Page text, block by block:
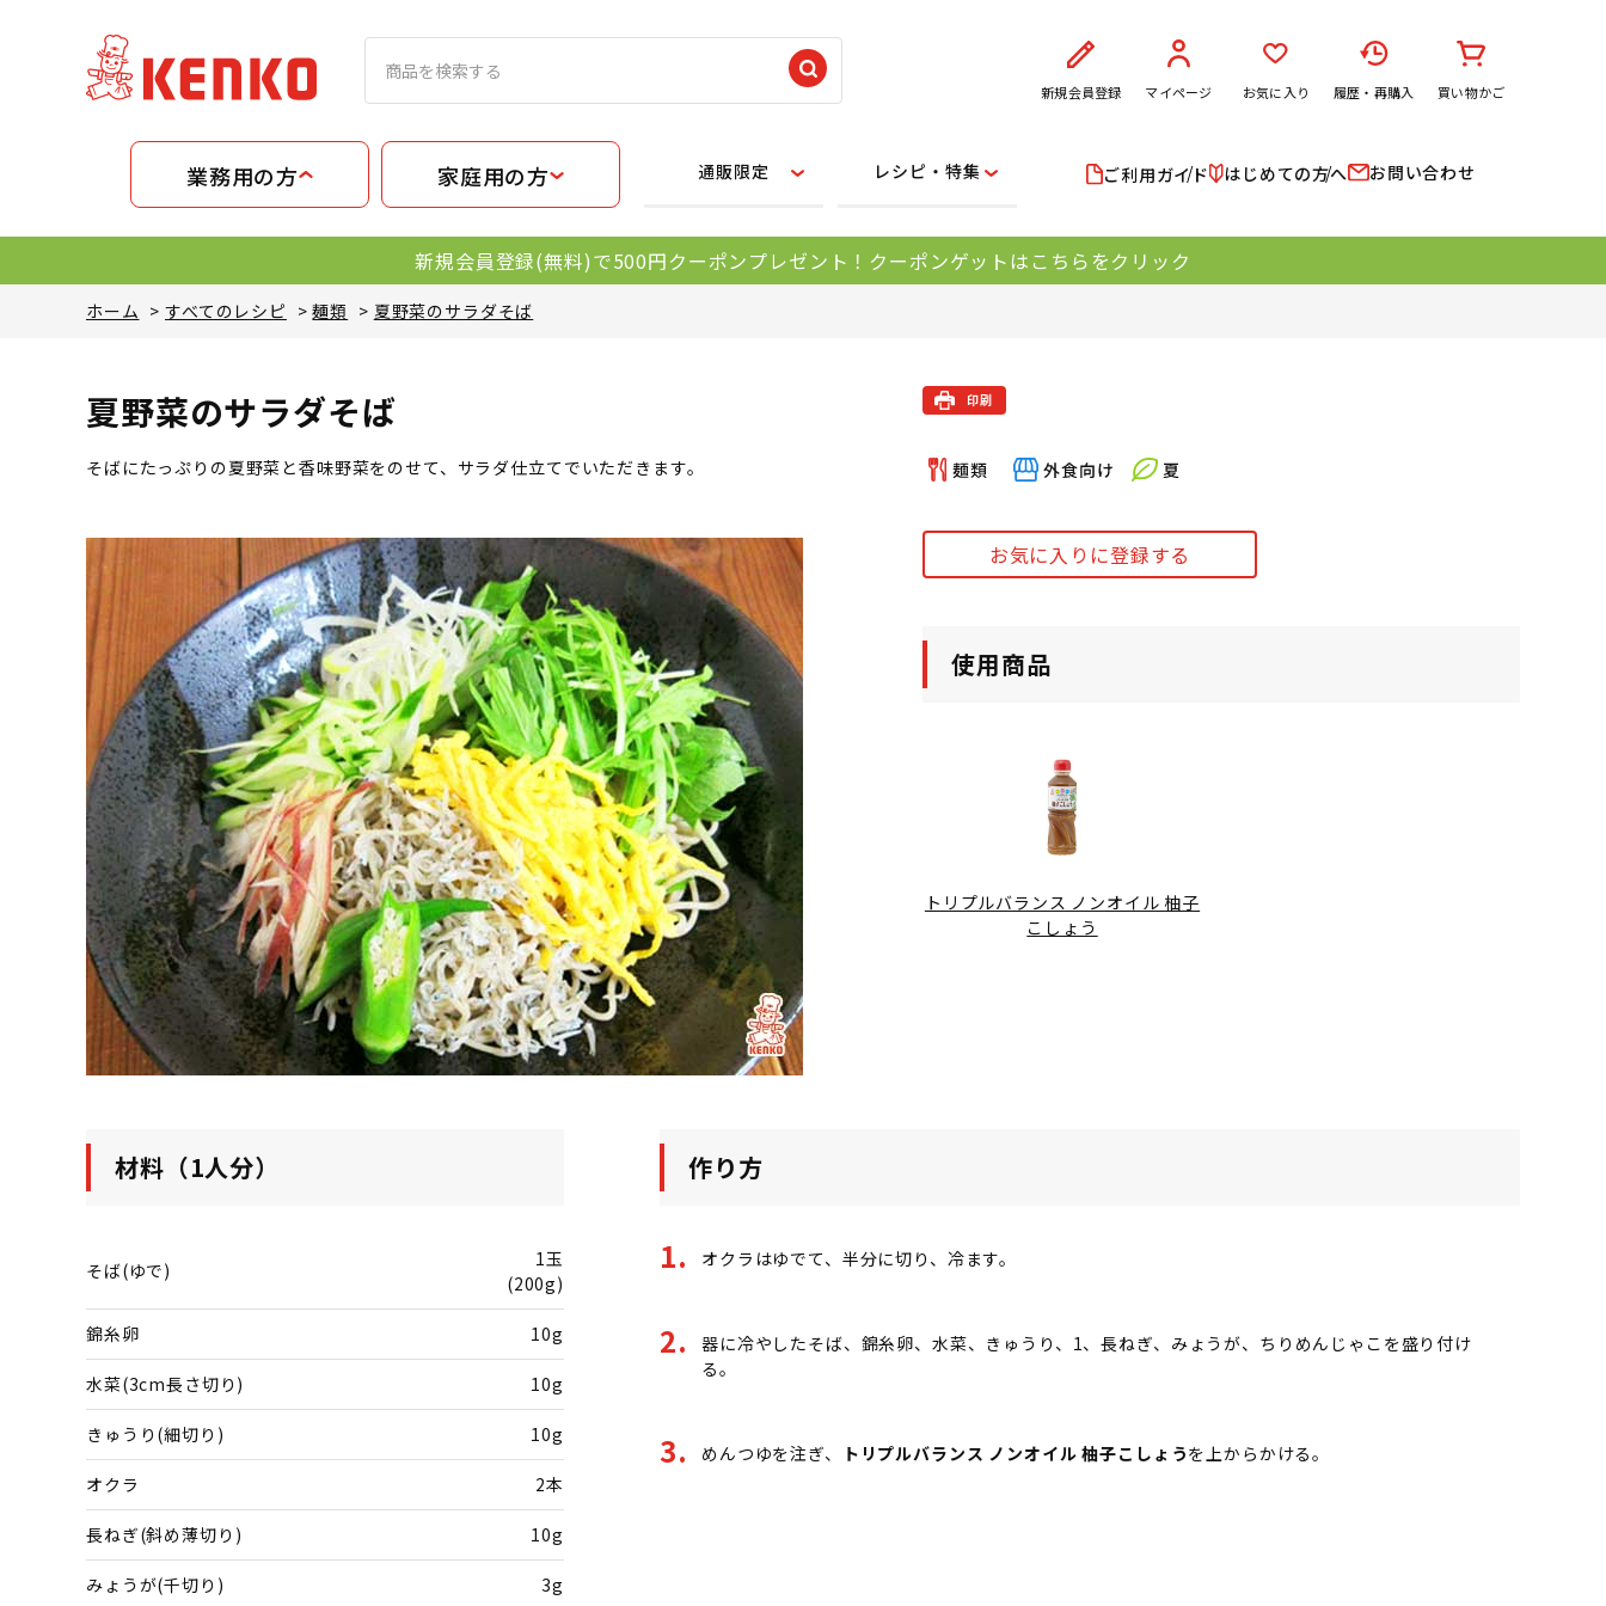
新規会員登録 マイページ お気に入り 履歴・再購入 買い物かご
業務用の方 家庭用の方 通販限定 レシピ・特集 ご利用ガイド はじめての方へ お問い合わせ
新規会員登録(無料)で500円クーポンプレゼント！クーポンゲットはこちらをクリック
ホーム >すべてのレシピ >麺類 > 夏野菜のサラダそば
夏野菜のサラダそば
そばにたっぷりの夏野菜と香味野菜をのせて、サラダ仕立てでいただきます。
お気に入りに登録する
使用商品
トリプルバランス ノンオイル 柚子
こしょう
材料（1人分）
そば(ゆで)
1玉
(200g)
錦糸卵 10g
水菜(3cm長さ切り) 10g
きゅうり(細切り) 10g
オクラ 2本
長ねぎ(斜め薄切り) 10g
みょうが(千切り) 3g
作り方
オクラはゆでて、半分に切り、冷ます。
器に冷やしたそば、錦糸卵、水菜、きゅうり、1、長ねぎ、みょうが、ちりめんじゃこを盛り付け
る。
めんつゆを注ぎ、 トリプルバランス ノンオイル 柚子こしょうを上からかける。